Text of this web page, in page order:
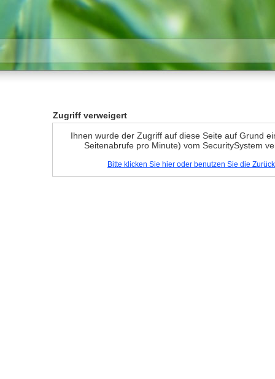
Zugriff verweigert
Ihnen wurde der Zugriff auf diese Seite auf Grund
Seitenabrufe pro Minute) vom SecuritySystem
Bitte klicken Sie hier oder benutzen Sie die